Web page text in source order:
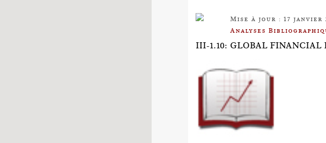
Mise à jour : 17 janvier
Analyses
III-1.10: GLOBAL FINANCIAL